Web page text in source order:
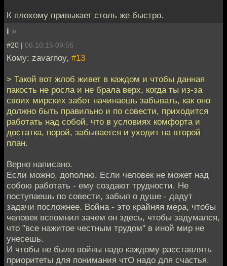
К плохому привыкает столь же быстро.
i »
#20 | 06.10.15 09:56
Кому: zavarnoy, #13
> Такой вот жлоб живет в каждом и чтобы данная
пакость не росла и не брала верх, когда ты из-за
своих мирских забот начинаешь забывать, как оно
должно быть правильно и по совести, приходится
работать над собой, что в условиях комфорта и
достатка, порой, забывается и уходит на второй
план.
Верно написано.
Если можно, дополню. Если человек не может над
собою работать - ему создают трудности. Не
поступаешь по совести, забыл о душе - дадут
задачи посложнее. Война - это крайняя мера, чтобы
человек вспомнил зачем он здесь, чтобы задумался,
что "все нажитое честным трудом" в иной мир не
унесешь.
И чтобы не было войны надо каждому расставлять
приоритеты для понимания чтО надо для счастья.